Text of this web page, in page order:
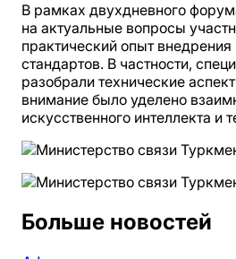
В рамках двухдневного
на актуальные вопросы
практический опыт
стандартов. В частности,
разобрали технические
внимание было уделено
искусственного интеллекта
Больше новостей